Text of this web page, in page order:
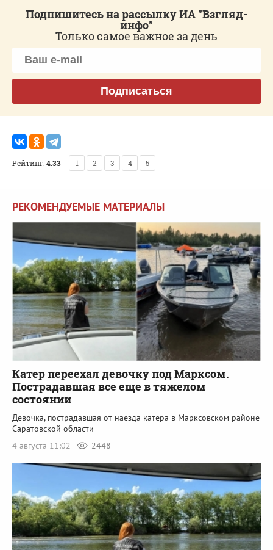
Подпишитесь на рассылку ИА "Взгляд-
инфо"
Только самое важное за день
Подписаться
Рейтинг:4.33 1 2 3 4 5
РЕКОМЕНДУЕМЫЕ МАТЕРИАЛЫ
Катер переехал девочку под Марксом.
Пострадавшая все еще в тяжелом
состоянии
Девочка, пострадавшая от наезда катера в Марксовском районе
Саратовской области
4 августа 11:02
2448